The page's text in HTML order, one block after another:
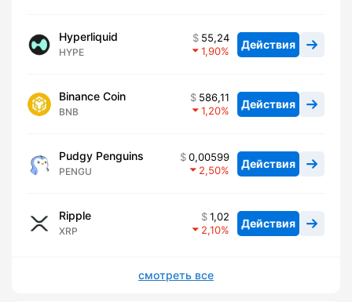
Hyperliquid
HYPE
55,24
1,90
Действия
Binance Coin
BNB
586,11
1,20
Действия
Pudgy Penguins
PENGU
0,00599
2,50
Действия
Ripple
XRP
1,02
2,10
Действия
смотреть все